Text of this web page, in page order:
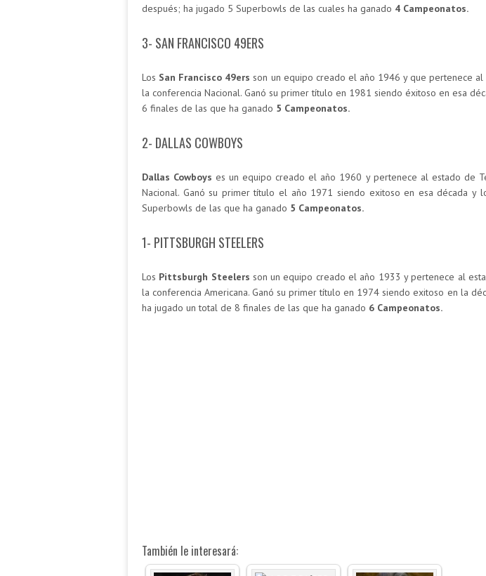
después; ha jugado 5 Superbowls de las cuales ha ganado 4 Campeonatos.
3- SAN FRANCISCO 49ERS
Los San Francisco 49ers son un equipo creado el año 1946 y que pertenece
la conferencia Nacional. Ganó su primer título en 1981 siendo éxitoso en esa
6 finales de las que ha ganado 5 Campeonatos.
2- DALLAS COWBOYS
Dallas Cowboys es un equipo creado el año 1960 y pertenece al estado de
Nacional. Ganó su primer título el año 1971 siendo exitoso en esa década y
Superbowls de las que ha ganado 5 Campeonatos.
1- PITTSBURGH STEELERS
Los Pittsburgh Steelers son un equipo creado el año 1933 y pertenece al
la conferencia Americana. Ganó su primer título en 1974 siendo exitoso en la
ha jugado un total de 8 finales de las que ha ganado 6 Campeonatos.
También le interesará: